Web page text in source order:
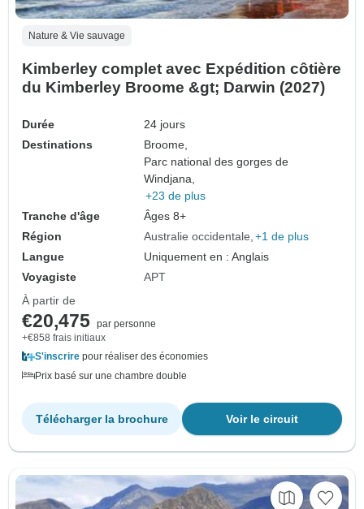
Nature & Vie sauvage
Kimberley complet avec Expédition côtière
du Kimberley Broome &gt; Darwin (2027)
Durée
24 jours
Destinations
Broome,
Parc national des gorges de
Windjana,
+23 de plus
Tranche d'âge
Âges 8+
Région
Australie occidentale +1 de plus
Langue
Uniquement en : Anglais
Voyagiste
APT
À partir de
€20,475 par personne
+€858 frais initiaux
S'inscrire pour réaliser des économies
Prix basé sur une chambre double
Voir le circuit
Télécharger la brochure